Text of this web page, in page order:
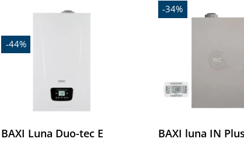
-44%
BAXI Luna Duo-tec E
-34%
BAXI luna IN